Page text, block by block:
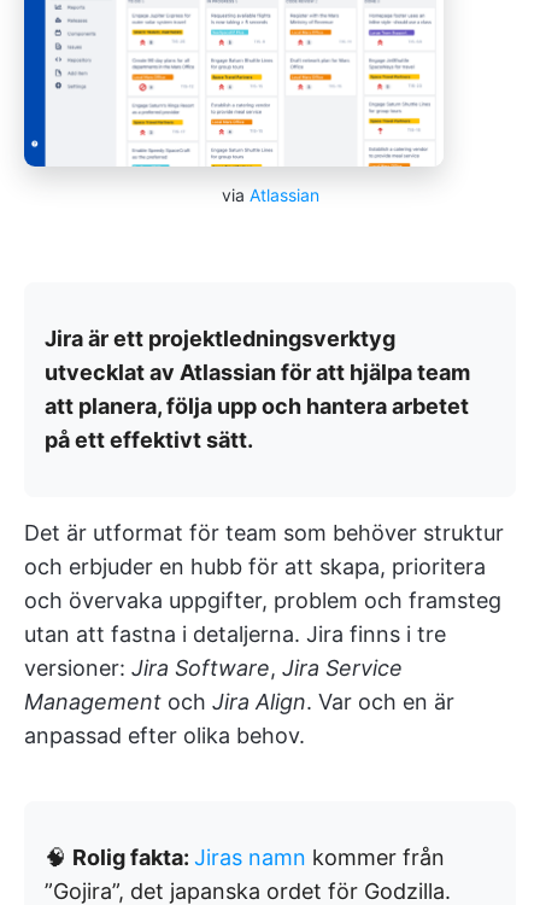
via Atlassian
Jira är ett projektledningsverktyg
utvecklat av Atlassian för att hjälpa team
att planera, följa upp och hantera arbetet
på ett effektivt sätt.
Det är utformat för team som behöver struktur
och erbjuder en hubb för att skapa, prioritera
och övervaka uppgifter, problem och framsteg
utan att fastna i detaljerna. Jira finns i tre
versioner: Jira Software, Jira Service
Management och Jira Align. Var och en är
anpassad efter olika behov.
🧠 Rolig fakta: Jiras namn kommer från
”Gojira”, det japanska ordet för Godzilla.